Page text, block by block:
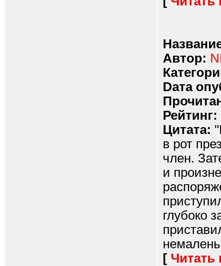
Автор:
Dата
Рейтинг:
Цитата:
в рот
член.
и
глубоко
[ Читать